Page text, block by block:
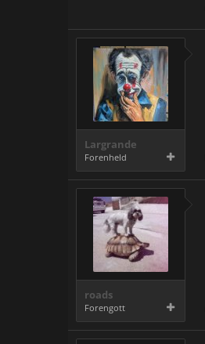
Largrande
Forenheld
roads
Forengott